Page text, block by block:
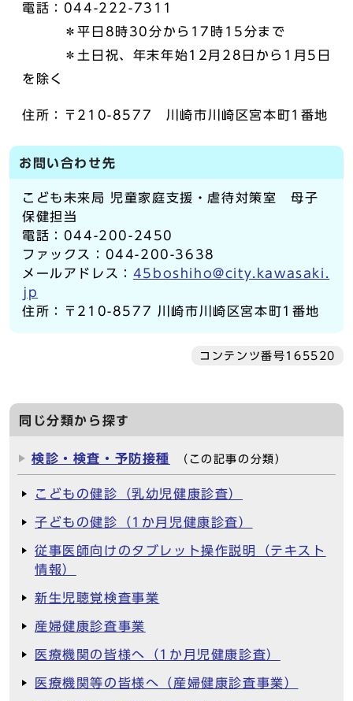
電話：044-222-7311
＊平日8時30分から17時15分まで
＊土日祝、年末年始12月28日から1月5日
を除く
住所：〒210-8577 川崎市川崎区宮本町1番地
お問い合わせ先
こども未来局 児童家庭支援・虐待対策室 母子
保健担当
電話：044-200-2450
ファックス：044-200-3638
メールアドレス： 45boshiho@city.kawasaki.
jp
住所：〒210-8577 川崎市川崎区宮本町1番地
コンテンツ番号165520
同じ分類から探す
検診・検査・予防接種 （この記事の分類）
こどもの健診（乳幼児健康診査）
子どもの健診（1か月児健康診査）
従事医師向けのタブレット操作説明（テキスト
情報）
新生児聴覚検査事業
産婦健康診査事業
医療機関の皆様へ（1か月児健康診査）
医療機関等の皆様へ（産婦健康診査事業）